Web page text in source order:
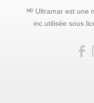
ᴹᴰ Ultramar est une
inc. utilisée sous